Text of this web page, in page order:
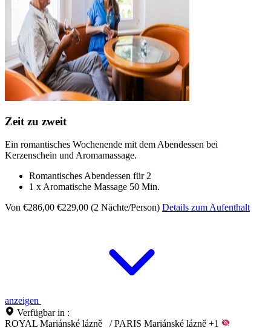
Zeit zu zweit
Ein romantisches Wochenende mit dem Abendessen bei
Kerzenschein und Aromamassage.
Romantisches Abendessen für 2
1 x Aromatische Massage 50 Min.
Von €286,00 €229,00 (2 Nächte/Person) Details zum Aufenthalt
anzeigen
Verfügbar in :
ROYAL Mariánské lázně
/ PARIS Mariánské lázně +1